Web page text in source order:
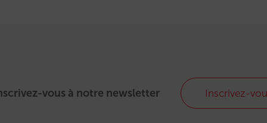
vous à notre newsletter Inscrivez-